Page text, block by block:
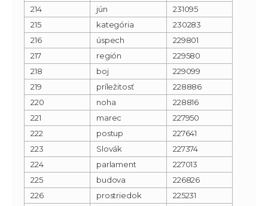
214
jún
231095
215
kategória
230283
216
úspech
229801
217
región
229580
218
boj
229099
219
príležitosť
228886
220
noha
228816
221
marec
227950
222
postup
227641
223
Slovák
227374
224
parlament
227013
225
budova
226826
226
prostriedok
225231